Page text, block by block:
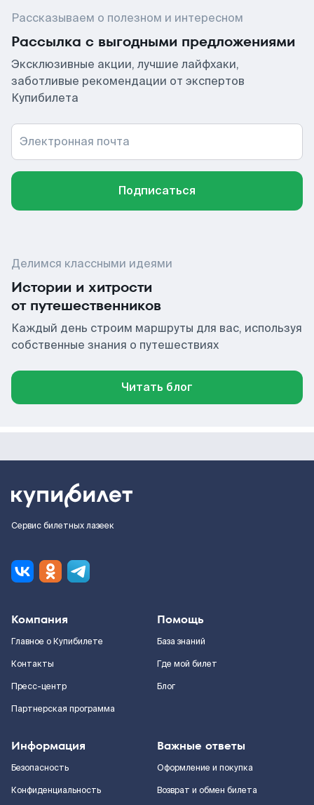
Рассказываем о полезном и интересном
Рассылка с выгодными предложениями
Эксклюзивные акции, лучшие лайфхаки,
заботливые рекомендации от экспертов
Купибилета
Электронная почта
Подписаться
Делимся классными идеями
Истории и хитрости
от путешественников
Каждый день строим маршруты для вас, используя
собственные знания о путешествиях
Читать блог
Сервис билетных лазеек
Компания
Главное о Купибилете
Контакты
Пресс-центр
Партнерская программа
Помощь
База знаний
Где мой билет
Блог
Информация
Безопасность
Конфиденциальность
Важные ответы
Оформление и покупка
Возврат и обмен билета